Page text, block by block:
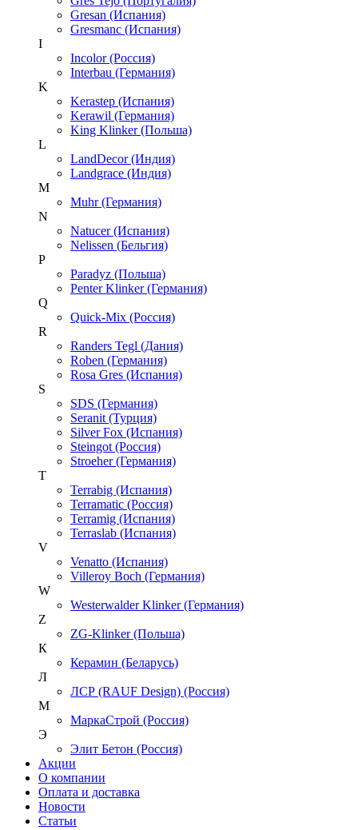
Gresan (Испания)
Gresmanc (Испания)
I
Incolor (Россия)
Interbau (Германия)
K
Kerastep (Испания)
Kerawil (Германия)
King Klinker (Польша)
L
LandDecor (Индия)
Landgrace (Индия)
M
Muhr (Германия)
N
Natucer (Испания)
Nelissen (Бельгия)
P
Paradyz (Польша)
Penter Klinker (Германия)
Q
Quick-Mix (Россия)
R
Randers Tegl (Дания)
Roben (Германия)
Rosa Gres (Испания)
S
SDS (Германия)
Seranit (Турция)
Silver Fox (Испания)
Steingot (Россия)
Stroeher (Германия)
T
Terrabig (Испания)
Terramatic (Россия)
Terramig (Испания)
Terraslab (Испания)
V
Venatto (Испания)
Villeroy Boch (Германия)
W
Westerwalder Klinker (Германия)
Z
ZG-Klinker (Польша)
К
Керамин (Беларусь)
Л
ЛСР (RAUF Design) (Россия)
М
МаркаСтрой (Россия)
Э
Элит Бетон (Россия)
Акции
О компании
Оплата и доставка
Новости
Статьи